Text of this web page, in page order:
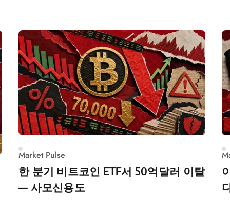
Market Pulse
한 분기 비트코인 ETF서 50억달러 이탈
— 사모신용도